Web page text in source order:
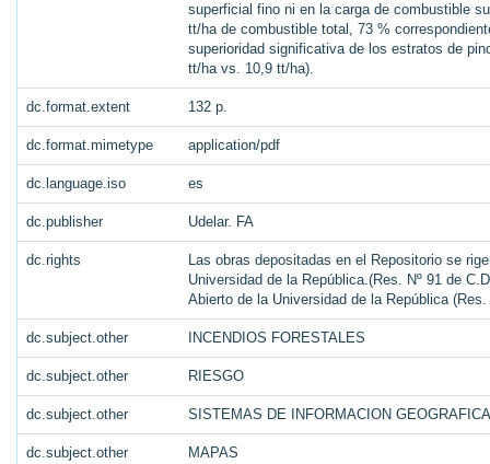
superficial fino ni en la carga de combustible
tt/ha de combustible total, 73 %
superioridad significativa de los estratos de
tt/ha vs. 10,9 tt/ha).
dc.format.extent 132 p.
dc.format.mimetype application/pdf
dc.language.iso es
dc.publisher Udelar. FA
dc.rights
Las obras depositadas en el Repositorio se
Universidad de la República.(Res. Nº 91 de
Abierto de la Universidad de la República
dc.subject.other INCENDIOS FORESTALES
dc.subject.other RIESGO
dc.subject.other SISTEMAS DE INFORMACION GEOGRAFICA
dc.subject.other MAPAS